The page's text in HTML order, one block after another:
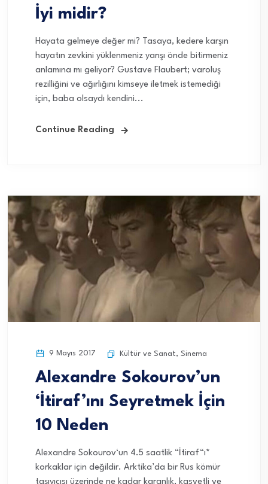
İyi midir?
Hayata gelmeye değer mi? Tasaya, kedere karşın
hayatın zevkini yüklenmeniz yarışı önde bitirmeniz
anlamına mı geliyor? Gustave Flaubert; varoluş
rezilliğini ve ağırlığını kimseye iletmek istemediği
için, baba olsaydı kendini...
Continue Reading
9 Mayıs 2017 Kültür ve Sanat, Sinema
Alexandre Sokourov’un
‘İtiraf’ını Seyretmek İçin
10 Neden
Alexandre Sokourov‘un 4.5 saatlik “İtiraf“ı*
korkaklar için değildir. Arktika’da bir Rus kömür
taşıyıcısı üzerinde ne kadar karanlık, kasvetli ve